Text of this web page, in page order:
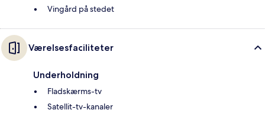
Vingård på stedet
Værelsesfaciliteter
Underholdning
Fladskærms-tv
Satellit-tv-kanaler